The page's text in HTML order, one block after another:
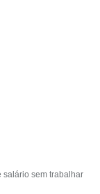
salário sem trabalhar